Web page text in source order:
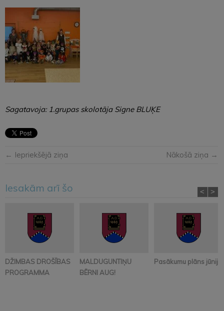
Sagatavoja: 1.grupas skolotāja Signe BLUĶE
← Iepriekšējā ziņa Nākošā ziņa →
Iesakām arī šo
DŽIMBAS DROŠĪBAS
PROGRAMMA
MALDUGUNTIŅU
BĒRNI AUG!
Pasākumu plāns jūnijā
< >